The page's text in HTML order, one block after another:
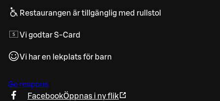
Restaurangen är tillgänglig med rullstol
Vi godtar S-Card
Vi har en lekplats för barn
Ge respons
FacebookÖppnas i ny flik